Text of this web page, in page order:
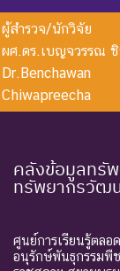
ผู้สำรวจ/นักวิจัย
ผศ.ดร.เบญจวรรณ ชิ
Dr.Benchawan
Chiwapreecha
คลังข้อมูลทรั
ทรัพยากรวัฒ
ศูนย์การเรียนรู้ตลอ
อนุรักษ์พันธุกรรมพื